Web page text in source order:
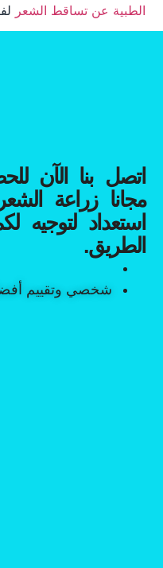
الطبية عن تساقط الشعر
اتصل بنا الآن
مجانا زراعة
استعداد
الطريق.
شخصي وتقييم